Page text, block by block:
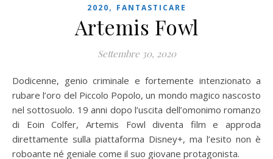
2020, FANTASTICARE
Artemis Fowl
Settembre 30, 2020
Dodicenne, genio criminale e fortemente intenzionato a
rubare l’oro del Piccolo Popolo, un mondo magico nascosto
nel sottosuolo. 19 anni dopo l’uscita dell’omonimo romanzo
di Eoin Colfer, Artemis Fowl diventa film e approda
direttamente sulla piattaforma Disney+, ma l’esito non è
roboante né geniale come il suo giovane protagonista.